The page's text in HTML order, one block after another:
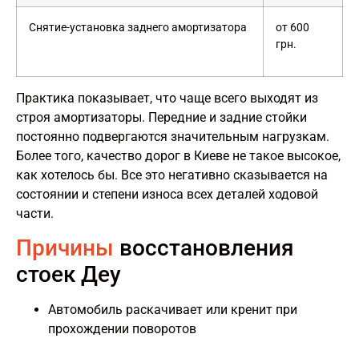
Снятие-установка заднего амортизатора
от 600
грн.
Практика показывает, что чаще всего выходят из
строя амортизаторы. Передние и задние стойки
постоянно подвергаются значительным нагрузкам.
Более того, качество дорог в Киеве не такое высокое,
как хотелось бы. Все это негативно сказывается на
состоянии и степени износа всех деталей ходовой
части.
Причины восстановления
стоек Деу
Автомобиль раскачивает или кренит при
прохождении поворотов